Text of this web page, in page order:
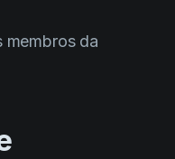
membros da